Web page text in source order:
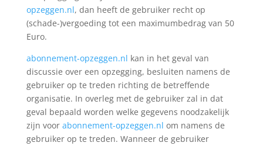
opzeggen.nl, dan heeft de gebruiker recht op
(schade-)vergoeding tot een maximumbedrag van 50
Euro.
abonnement-opzeggen.nl kan in het geval van
discussie over een opzegging, besluiten namens de
gebruiker op te treden richting de betreffende
organisatie. In overleg met de gebruiker zal in dat
geval bepaald worden welke gegevens noodzakelijk
zijn voor abonnement-opzeggen.nl om namens de
gebruiker op te treden. Wanneer de gebruiker